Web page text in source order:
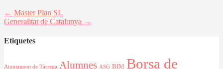
← Master Plan SL
Generalitat de Catalunya →
Etiquetes
Ajuntament de Tàrrega Alumnes ASG BIM Borsa de